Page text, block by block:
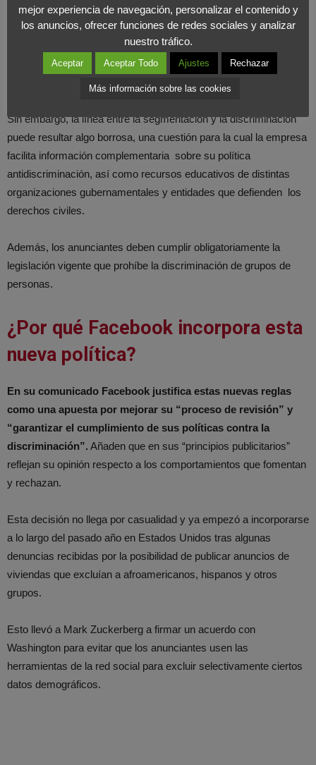
Por otro lado, en las publicaciones referentes a ofertas laborales,
Facebook explica que se pueden clasificar en función de
intereses determinados, pero no por sexo.
podrás escoger a un público interesado en marketing y ventas,
pero no sólo a hombres.
Sin embargo, la línea entre la segmentación y la discriminación
puede resultar algo borrosa, una cuestión para la cual la empresa
facilita información complementaria sobre su política
antidiscriminación, así como recursos educativos de distintas
organizaciones gubernamentales y entidades que defienden los
derechos civiles.
Además, los anunciantes deben cumplir obligatoriamente la
legislación vigente que prohíbe la discriminación de grupos de
personas.
¿Por qué Facebook incorpora esta
nueva política?
En su comunicado Facebook justifica estas nuevas reglas
como una apuesta por mejorar su “proceso de revisión” y
“garantizar el cumplimiento de sus políticas contra la
discriminación”. Añaden que en sus “principios publicitarios”
reflejan su opinión respecto a los comportamientos que fomentan
y rechazan.
Esta decisión no llega por casualidad y ya empezó a incorporarse
a lo largo del pasado año en Estados Unidos tras algunas
denuncias recibidas por la posibilidad de publicar anuncios de
viviendas que excluían a afroamericanos, hispanos y otros
grupos.
Esto llevó a Mark Zuckerberg a firmar un acuerdo con
Washington para evitar que los anunciantes usen las
herramientas de la red social para excluir selectivamente ciertos
datos demográficos.
mejor experiencia de navegación, personalizar el contenido y
los anuncios, ofrecer funciones de redes sociales y analizar
nuestro tráfico.
Aceptar Aceptar Todo Ajustes Rechazar
Más información sobre las cookies